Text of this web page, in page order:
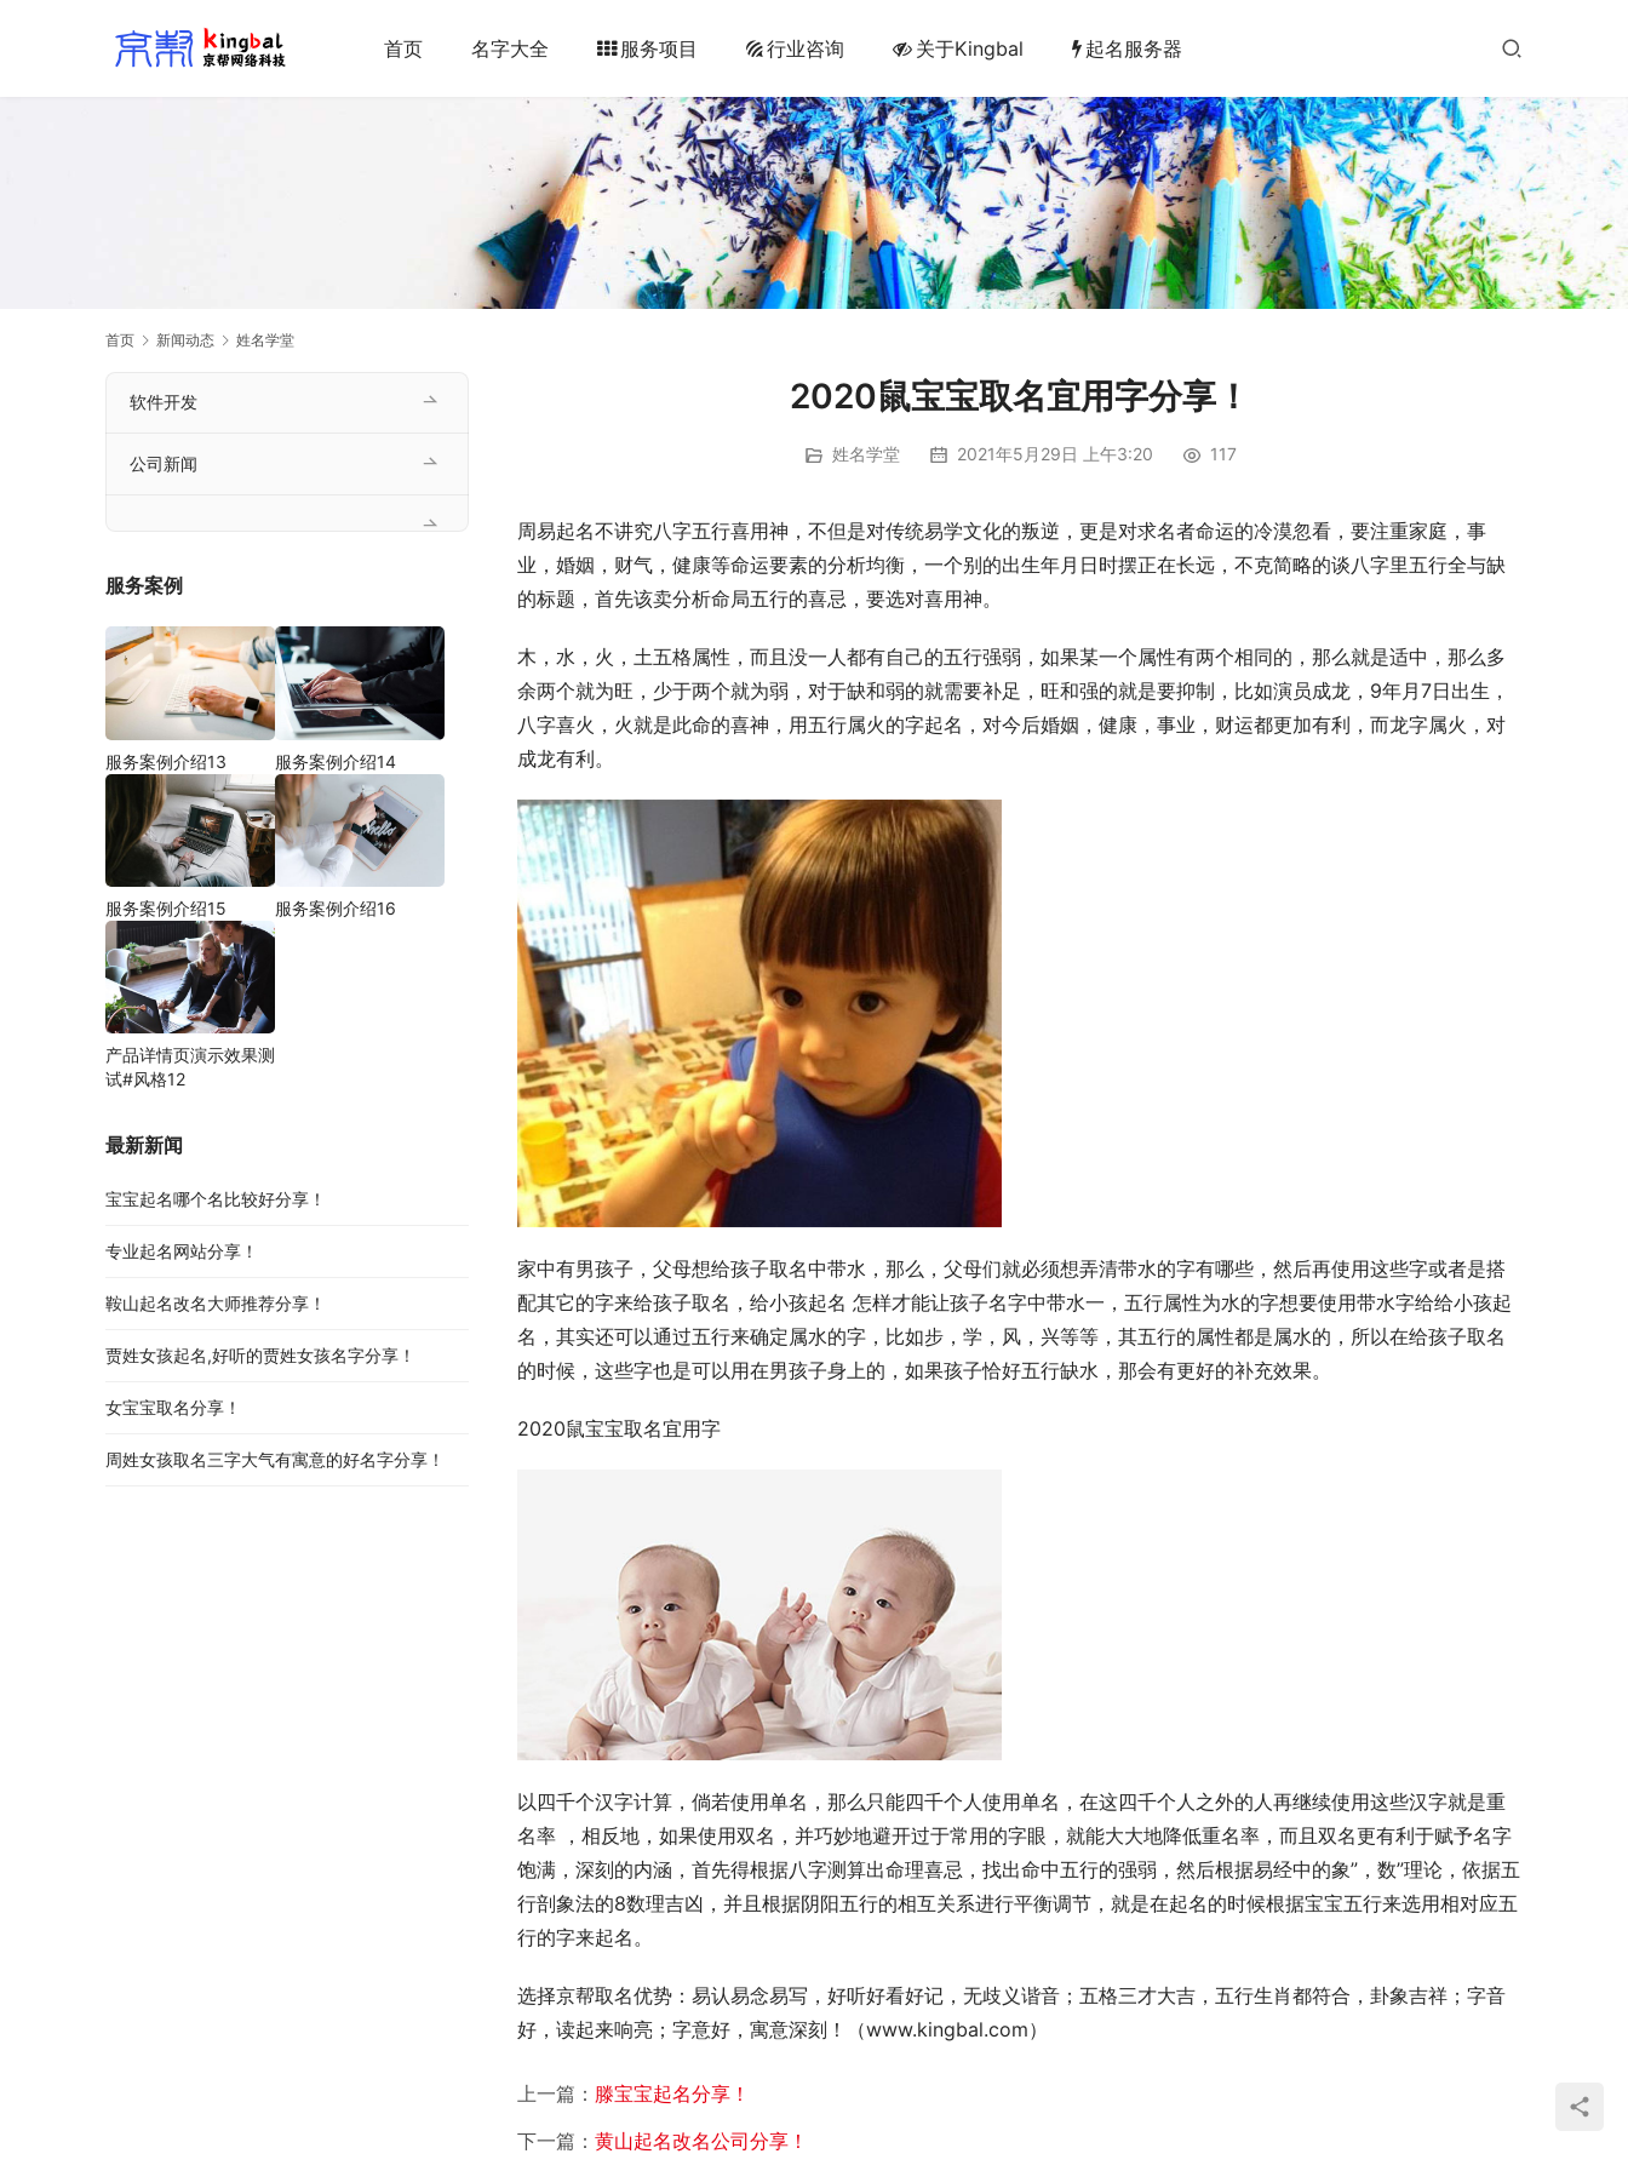
首页 名字大全 服务项目 行业咨询 关于Kingbal 起名服务器
首页 新闻动态 姓名学堂
2020鼠宝宝取名宜用字分享！
姓名学堂 2021年5月29日 上午3:20 117
周易起名不讲究八字五行喜用神，不但是对传统易学文化的叛逆，更是对求名者命运的冷漠忽看，要注重家庭，事
业，婚姻，财气，健康等命运要素的分析均衡，一个别的出生年月日时摆正在长远，不克简略的谈八字里五行全与缺
的标题，首先该卖分析命局五行的喜忌，要选对喜用神。
木，水，火，土五格属性，而且没一人都有自己的五行强弱，如果某一个属性有两个相同的，那么就是适中，那么多
余两个就为旺，少于两个就为弱，对于缺和弱的就需要补足，旺和强的就是要抑制，比如演员成龙，9年月7日出生，
八字喜火，火就是此命的喜神，用五行属火的字起名，对今后婚姻，健康，事业，财运都更加有利，而龙字属火，对
成龙有利。
家中有男孩子，父母想给孩子取名中带水，那么，父母们就必须想弄清带水的字有哪些，然后再使用这些字或者是搭
配其它的字来给孩子取名，给小孩起名 怎样才能让孩子名字中带水一，五行属性为水的字想要使用带水字给给小孩起
名，其实还可以通过五行来确定属水的字，比如步，学，风，兴等等，其五行的属性都是属水的，所以在给孩子取名
的时候，这些字也是可以用在男孩子身上的，如果孩子恰好五行缺水，那会有更好的补充效果。
2020鼠宝宝取名宜用字
以四千个汉字计算，倘若使用单名，那么只能四千个人使用单名，在这四千个人之外的人再继续使用这些汉字就是重
名率 ，相反地，如果使用双名，并巧妙地避开过于常用的字眼，就能大大地降低重名率，而且双名更有利于赋予名字
饱满，深刻的内涵，首先得根据八字测算出命理喜忌，找出命中五行的强弱，然后根据易经中的象”，数”理论，依据五
行剖象法的8数理吉凶，并且根据阴阳五行的相互关系进行平衡调节，就是在起名的时候根据宝宝五行来选用相对应五
行的字来起名。
选择京帮取名优势：易认易念易写，好听好看好记，无歧义谐音；五格三才大吉，五行生肖都符合，卦象吉祥；字音
好，读起来响亮；字意好，寓意深刻！（www.kingbal.com）
上一篇： 滕宝宝起名分享！
下一篇： 黄山起名改名公司分享！
软件开发
公司新闻
服务案例
服务案例介绍13 服务案例介绍14
服务案例介绍15 服务案例介绍16
产品详情页演示效果测
试#风格12
最新新闻
宝宝起名哪个名比较好分享！
专业起名网站分享！
鞍山起名改名大师推荐分享！
贾姓女孩起名,好听的贾姓女孩名字分享！
女宝宝取名分享！
周姓女孩取名三字大气有寓意的好名字分享！